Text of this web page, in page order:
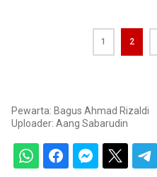
1 2
Pewarta: Bagus Ahmad Rizaldi
Uploader: Aang Sabarudin